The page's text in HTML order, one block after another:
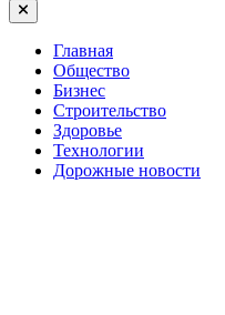
Close
Главная
Общество
Бизнес
Строительство
Здоровье
Технологии
Дорожные новости